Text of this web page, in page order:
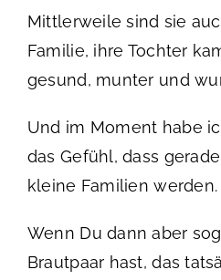
Mittlerweile sind sie
Familie, ihre Tochter
gesund, munter und
Und im Moment habe
das Gefühl, dass
kleine Familien
Wenn Du dann aber
Brautpaar hast, das